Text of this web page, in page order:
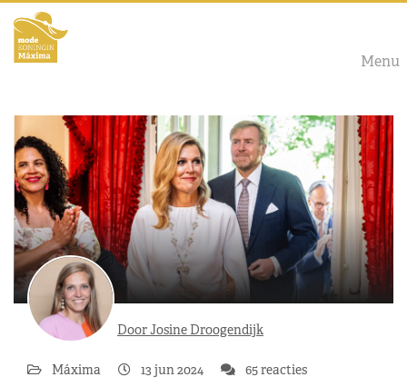
Menu
Door Josine Droogendijk
Máxima 13 jun 2024 65 reacties